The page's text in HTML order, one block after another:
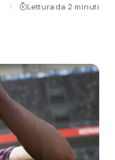
Lettura da 2 minuti